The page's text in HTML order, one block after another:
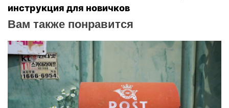
и
а
ц
и
инструкция для новичков
Вам также понравится